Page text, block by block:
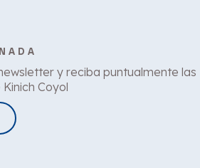
y reciba puntualmente las
Coyol